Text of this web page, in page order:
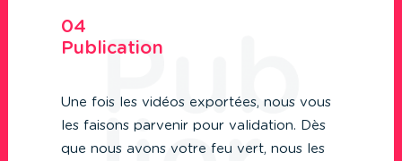
04
Publication
Une fois les vidéos exportées, nous vous
les faisons parvenir pour validation. Dès
que nous avons votre feu vert, nous les